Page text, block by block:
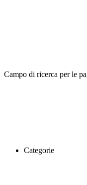
Campo di ricerca per le
Categorie